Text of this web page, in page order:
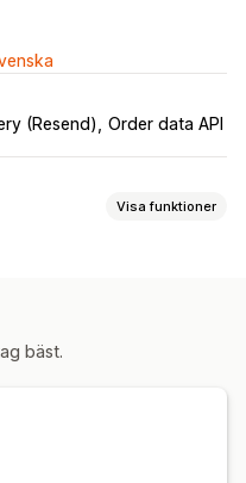
(Resend) Order data API
Visa funktioner
bäst.